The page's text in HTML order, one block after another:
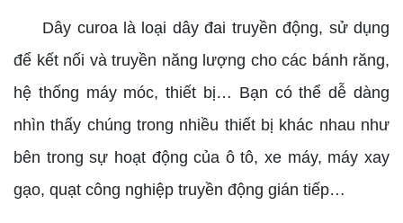
Dây curoa là loại dây đai truyền động, sử dụng
để kết nối và truyền năng lượng cho các bánh răng,
hệ thống máy móc, thiết bị… Bạn có thể dễ dàng
nhìn thấy chúng trong nhiều thiết bị khác nhau như
bên trong sự hoạt động của ô tô, xe máy, máy xay
gạo, quạt công nghiệp truyền động gián tiếp…